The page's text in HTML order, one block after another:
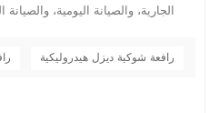
الجارية، والصيانة اليومية،
رافعة شوكية ديزل هيدروليكية